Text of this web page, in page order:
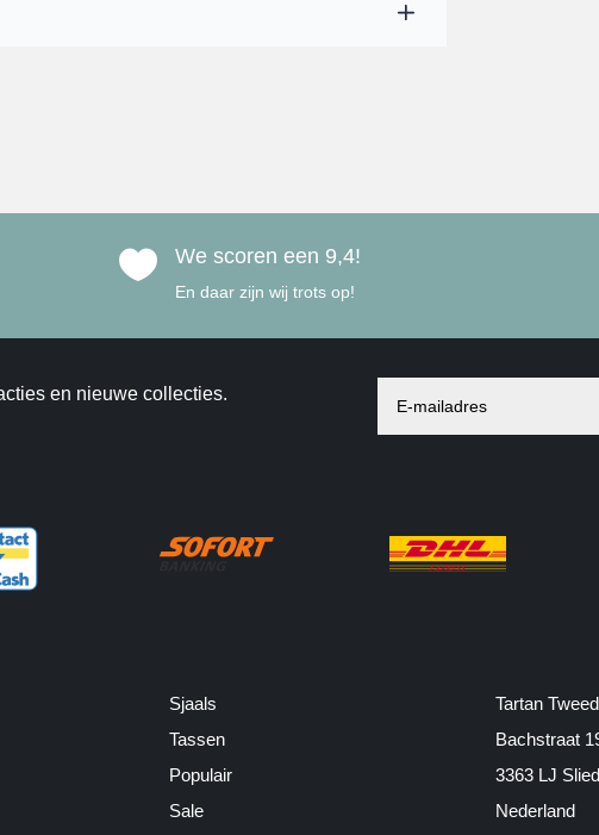
 We scoren een 9,4!
En daar zijn wij trots op!
en nieuwe collecties.
Sjaals
Tassen
Populair
Sale
Tartan
Bachstraat
3363 LJ
Nederland